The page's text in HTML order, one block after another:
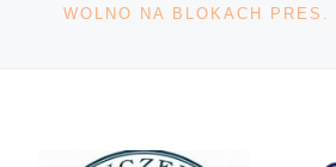
WOLNO NA BLOKACH PRES.